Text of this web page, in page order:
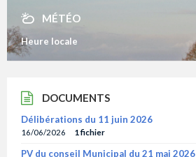
MÉTÉO
Heure locale
DOCUMENTS
Délibérations du 11 juin 2026
16/06/2026 1 fichier
PV du conseil Municipal du 21 mai 2026